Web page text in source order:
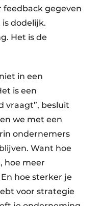
gegeven
dodelijk.
Het is de
in een
is een
vraagt”, besluit
we met een
ondernemers
Want hoe
hoe meer
hoe sterker je
voor strategie